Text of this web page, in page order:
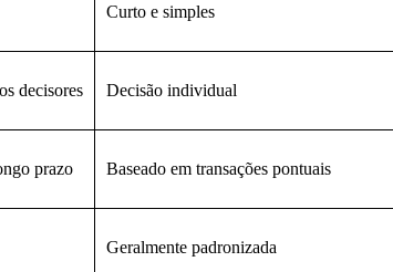
Curto e simples
decisores Decisão individual
prazo Baseado em transações pontuais
Geralmente padronizada